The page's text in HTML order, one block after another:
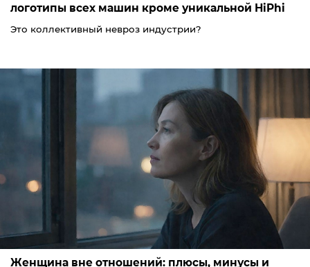
логотипы всех машин кроме уникальной HiPhi
Это коллективный невроз индустрии?
Женщина вне отношений: плюсы, минусы и